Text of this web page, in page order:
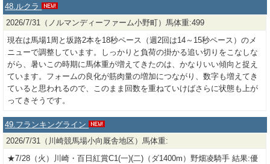
48.ルクラ
2026/7/31（ノルマンディーファーム小野町）馬体重:499
現在は馬場1周と坂路2本を18秒ペース（週2回は14～15秒ペース）のメ
ニューで調整しています。しっかりと負荷の掛かる追い切りをこなしな
がら、暑いこの時期に馬体重が増えてきたのは、かなりいい傾向と捉え
ています。フォームの良化が筋肉量の増加につながり、数字も増えてき
ていると思われるので、このまま回数を重ねていけばさらに状態も上が
ってきそうです。
49.フランキングライン
2026/7/31（川崎競馬場小向厩舎地区）馬体重:
★7/28（火）川崎・百日紅賞C1(一)(二)（ダ1400m）野畑凌騎手 結果:優